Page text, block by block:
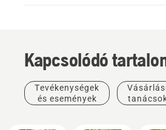
Kapcsolódó
Tevékenységek
és események